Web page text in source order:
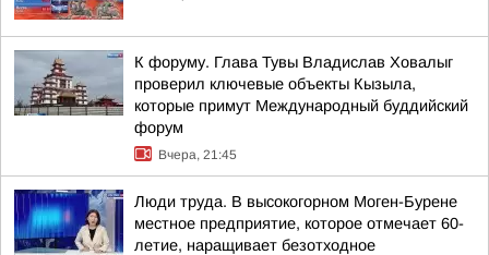
К форуму. Глава Тувы Владислав Ховалыг
проверил ключевые объекты Кызыла,
которые примут Международный буддийский
форум
Вчера, 21:45
Люди труда. В высокогорном Моген-Бурене
местное предприятие, которое отмечает 60-
летие, наращивает безотходное